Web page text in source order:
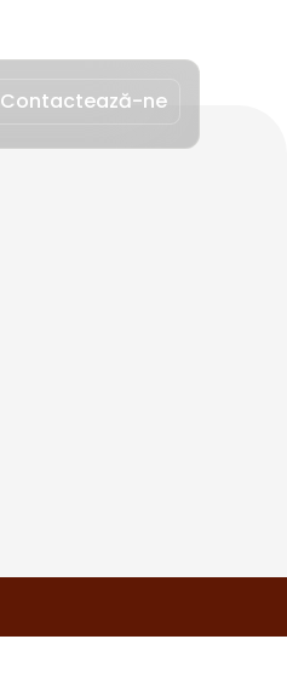
Contactează-ne